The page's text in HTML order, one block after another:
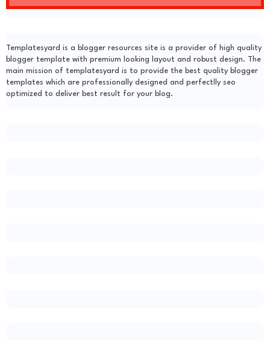
Templatesyard is a blogger resources site is a provider of high quality
blogger template with premium looking layout and robust design. The
main mission of templatesyard is to provide the best quality blogger
templates which are professionally designed and perfectlly seo
optimized to deliver best result for your blog.